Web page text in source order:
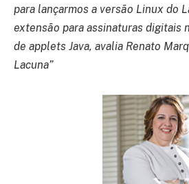
para lançarmos a versão Linux do
extensão para assinaturas digitais
de applets Java, avalia Renato
Lacuna”